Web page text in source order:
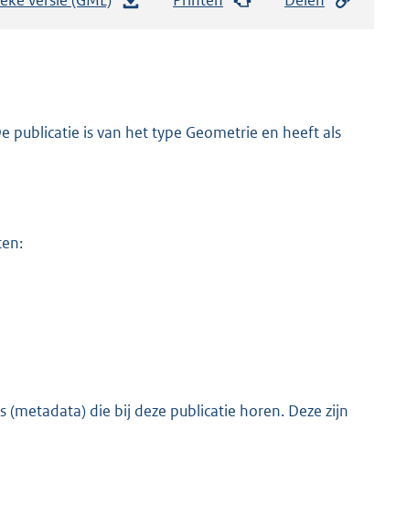
8
publicatie is van het type Geometrie en heeft als
die bij deze publicatie horen. Deze zijn